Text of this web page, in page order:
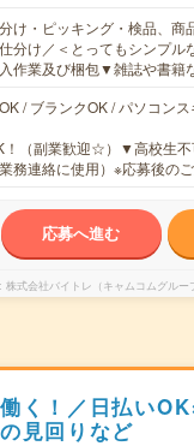
け・ピッキング・検品、商
分け／＜とってもシンプル
作業及び梱包▼雑誌や書籍
/ ブランクOK / パソコン
！（副業歓迎☆）▼高校生
務連絡に使用）※応募後の
応募へ進む
株式会社バイトレ（キャムコムグルー
く！／日払い
見回りなど